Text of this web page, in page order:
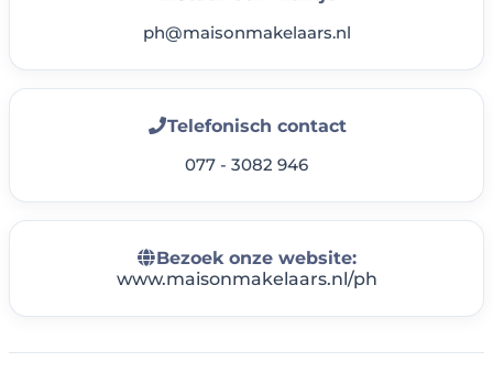
ph@maisonmakelaars.nl
Telefonisch contact
077 - 3082 946
Bezoek onze website:
www.maisonmakelaars.nl/ph